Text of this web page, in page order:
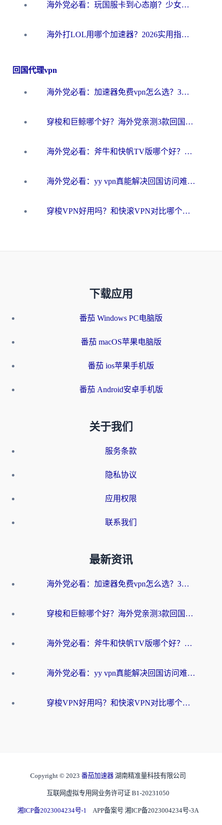
海外党必看：玩国服卡到心态崩？少女前线云图计划加速器免费推荐+碧蓝航线足球世界流畅攻略
海外打LOL用哪个加速器？2026实用指南：从延迟到设备适配，一篇解决你的国服游戏痛点
回国代理vpn
海外党必看：加速器免费vpn怎么选？3步教你无缝访问国内资源
穿梭和巨鲸哪个好？海外党亲测3款回国加速器，教你避开90%的坑
海外党必看：斧牛和快帆TV版哪个好？3分钟选对回国加速器，无缝刷B站、追热剧
海外党必看：yy vpn真能解决回国访问难题？附云极initap测评+免费方案对比
穿梭VPN好用吗？和快滚VPN对比哪个回国效果更好？海外党选回国加速器必看指南
下载应用
番茄 Windows PC电脑版
番茄 macOS苹果电脑版
番茄 ios苹果手机版
番茄 Android安卓手机版
关于我们
服务条款
隐私协议
应用权限
联系我们
最新资讯
海外党必看：加速器免费vpn怎么选？3步教你无缝访问国内资源
穿梭和巨鲸哪个好？海外党亲测3款回国加速器，教你避开90%的坑
海外党必看：斧牛和快帆TV版哪个好？3分钟选对回国加速器，无缝刷B站、追热剧
海外党必看：yy vpn真能解决回国访问难题？附云极initap测评+免费方案对比
穿梭VPN好用吗？和快滚VPN对比哪个回国效果更好？海外党选回国加速器必看指南
Copyright © 2023 番茄加速器 湖南精准量科技有限公司
互联网虚拟专用网业务许可证 B1-20231050
湘ICP备2023004234号-1 APP备案号 湘ICP备2023004234号-3A